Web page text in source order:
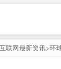
互联网最新资讯>环